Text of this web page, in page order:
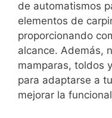
de automatismos
elementos de
proporcionando
alcance. Además,
mamparas, toldos
para adaptarse a
mejorar la